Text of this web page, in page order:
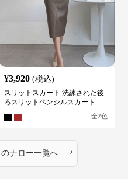
¥3,920 (税込)
スリットスカート 洗練された後
ろスリットペンシルスカート
全2色
のナロー一覧へ ›